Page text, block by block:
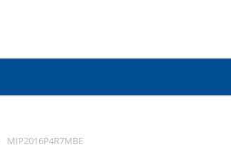
MIP2016P4R7MBE